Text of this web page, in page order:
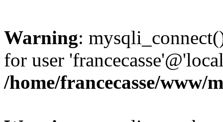
Warning:
for user
/home/francecasse/www/